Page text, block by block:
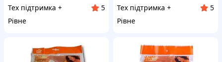
Тех підтримка +
5
Рівне
Тех підтримка +
5
Рівне